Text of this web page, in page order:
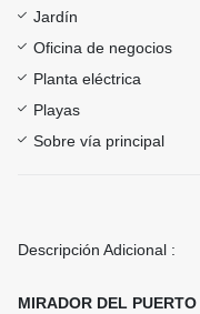
Jardín
Oficina de negocios
Planta eléctrica
Playas
Sobre vía principal
Descripción Adicional :
MIRADOR DEL PUERTO